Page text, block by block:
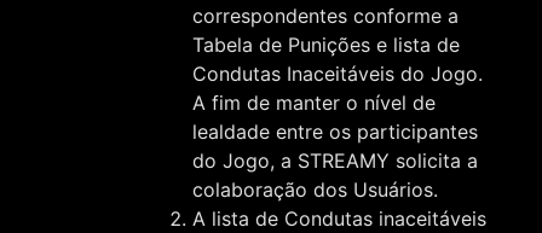
correspondentes conforme a
Tabela de Punições e lista de
Condutas Inaceitáveis do Jogo.
A fim de manter o nível de
lealdade entre os participantes
do Jogo, a STREAMY solicita a
colaboração dos Usuários.
A lista de Condutas inaceitáveis